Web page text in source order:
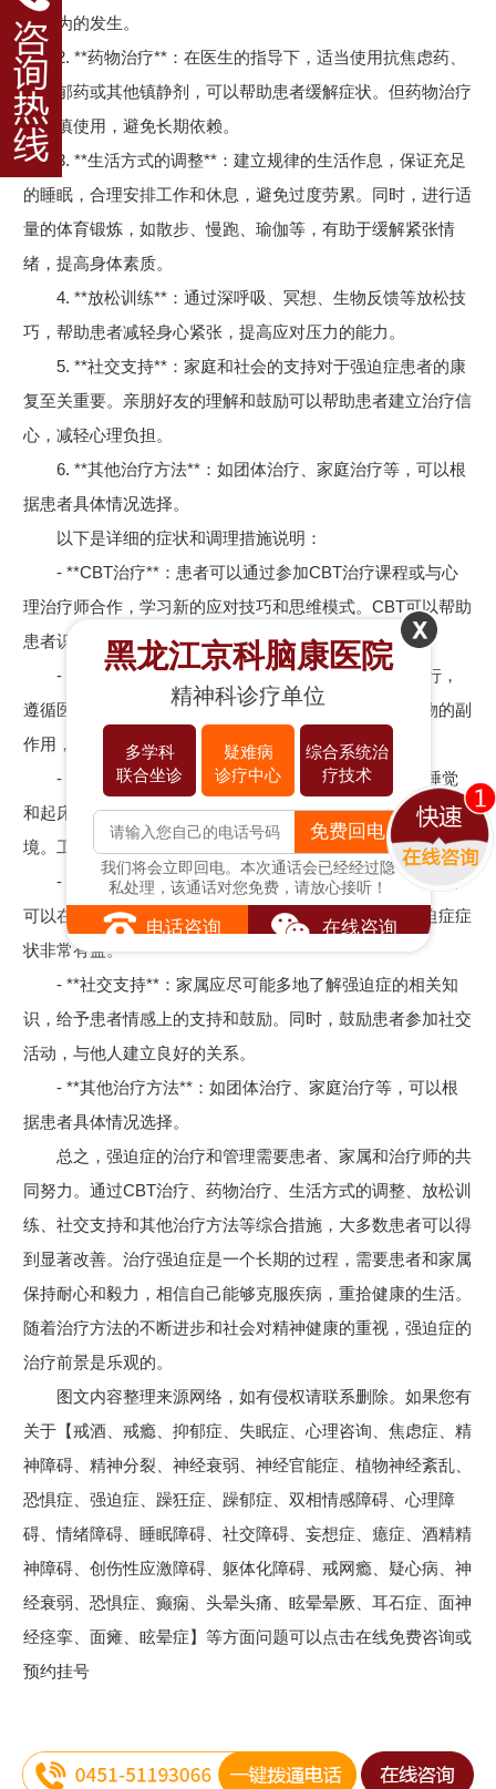
迫行为的发生。
2. **药物治疗**：在医生的指导下，适当使用抗焦虑药、
抗抑郁药或其他镇静剂，可以帮助患者缓解症状。但药物治疗
应谨慎使用，避免长期依赖。
3. **生活方式的调整**：建立规律的生活作息，保证充足
的睡眠，合理安排工作和休息，避免过度劳累。同时，进行适
量的体育锻炼，如散步、慢跑、瑜伽等，有助于缓解紧张情
绪，提高身体素质。
4. **放松训练**：通过深呼吸、冥想、生物反馈等放松技
巧，帮助患者减轻身心紧张，提高应对压力的能力。
5. **社交支持**：家庭和社会的支持对于强迫症患者的康
复至关重要。亲朋好友的理解和鼓励可以帮助患者建立治疗信
心，减轻心理负担。
6. **其他治疗方法**：如团体治疗、家庭治疗等，可以根
据患者具体情况选择。
以下是详细的症状和调理措施说明：
- **CBT治疗**：患者可以通过参加CBT治疗课程或与心
理治疗师合作，学习新的应对技巧和思维模式。CBT可以帮助
患者识别和改变不合理的思维模式，从而减轻强迫症状。
- **药物治疗**：药物治疗应在专业医生的指导下进行，
遵循医嘱，不可自行增减剂量或停药。同时，要注意药物的副
作用，并及时与医生沟通。
- **生活方式的调整**：建议患者每天固定时间上床睡觉
和起床，避免晚上使用电子设备，创造一个有利于睡眠的环
境。工作之余，适当进行放松活动，如阅读、听音乐等。
- **放松训练**：患者可以参加专门的放松训练课程，也
可以在家中进行自我练习。持之以恒的练习对于改善强迫症症
状非常有益。
- **社交支持**：家属应尽可能多地了解强迫症的相关知
识，给予患者情感上的支持和鼓励。同时，鼓励患者参加社交
活动，与他人建立良好的关系。
- **其他治疗方法**：如团体治疗、家庭治疗等，可以根
据患者具体情况选择。
总之，强迫症的治疗和管理需要患者、家属和治疗师的共
同努力。通过CBT治疗、药物治疗、生活方式的调整、放松训
练、社交支持和其他治疗方法等综合措施，大多数患者可以得
到显著改善。治疗强迫症是一个长期的过程，需要患者和家属
保持耐心和毅力，相信自己能够克服疾病，重拾健康的生活。
随着治疗方法的不断进步和社会对精神健康的重视，强迫症的
治疗前景是乐观的。
图文内容整理来源网络，如有侵权请联系删除。如果您有
关于【戒酒、戒瘾、抑郁症、失眠症、心理咨询、焦虑症、精
神障碍、精神分裂、神经衰弱、神经官能症、植物神经紊乱、
恐惧症、强迫症、躁狂症、躁郁症、双相情感障碍、心理障
碍、情绪障碍、睡眠障碍、社交障碍、妄想症、癔症、酒精精
神障碍、创伤性应激障碍、躯体化障碍、戒网瘾、疑心病、神
经衰弱、恐惧症、癫痫、头晕头痛、眩晕晕厥、耳石症、面神
经痉挛、面瘫、眩晕症】等方面问题可以点击在线免费咨询或
预约挂号
黑龙江京科脑康医院
精神科诊疗单位
多学科
联合坐诊
疑难病
诊疗中心
综合系统治
疗技术
免费回电
我们将会立即回电。本次通话会已经经过隐
私处理，该通话对您免费，请放心接听！
电话咨询 在线咨询